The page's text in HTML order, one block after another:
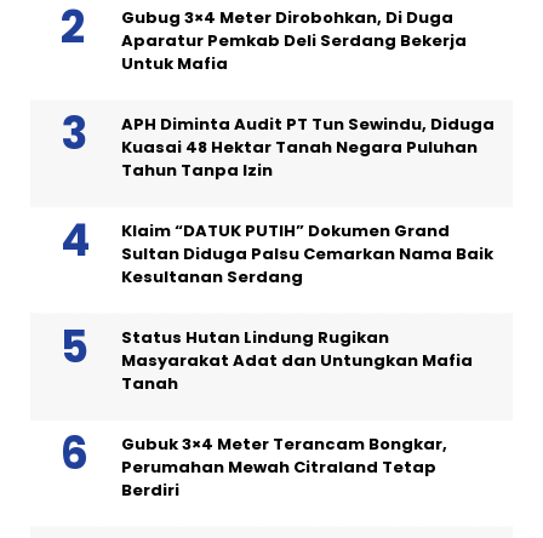
Gubug 3×4 Meter Dirobohkan, Di Duga
Aparatur Pemkab Deli Serdang Bekerja
Untuk Mafia
APH Diminta Audit PT Tun Sewindu, Diduga
Kuasai 48 Hektar Tanah Negara Puluhan
Tahun Tanpa Izin
Klaim “DATUK PUTIH” Dokumen Grand
Sultan Diduga Palsu Cemarkan Nama Baik
Kesultanan Serdang
Status Hutan Lindung Rugikan
Masyarakat Adat dan Untungkan Mafia
Tanah
Gubuk 3×4 Meter Terancam Bongkar,
Perumahan Mewah Citraland Tetap
Berdiri